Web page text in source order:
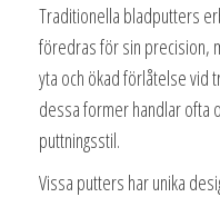
Traditionella bladputters
föredras för sin precision,
yta och ökad förlåtelse vid
dessa former handlar ofta
puttningsstil.
Vissa putters har unika